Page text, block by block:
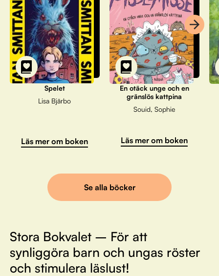
Spelet
Lisa Bjärbo
Läs mer om boken
En otäck unge och en
gränslös kattpina
Souid, Sophie
Läs mer om boken
Se alla böcker
Stora Bokvalet – För att
synliggöra barn och ungas röster
och stimulera läslust!